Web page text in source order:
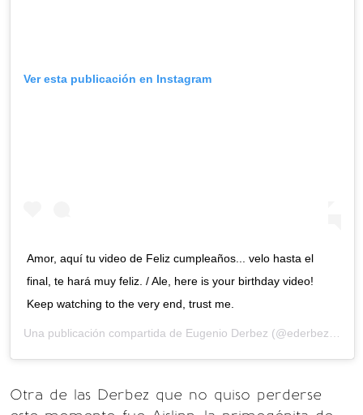
Ver esta publicación en Instagram
Amor, aquí tu video de Feliz cumpleaños... velo hasta el
final, te hará muy feliz. / Ale, here is your birthday video!
Keep watching to the very end, trust me.
Una publicación compartida de Eugenio Derbez (@ederbez) el
Otra de las Derbez que no quiso perderse